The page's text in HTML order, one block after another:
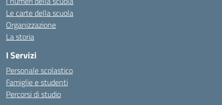
Le carte della scuola
Organizzazione
La storia
I Servizi
Personale scolastico
Famiglie e studenti
Percorsi di studio